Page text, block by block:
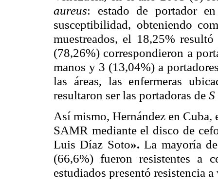
aureus: estado de portador
susceptibilidad, obteniendo
muestreados, el 18,25%
(78,26%) correspondieron a
manos y 3 (13,04%) a
las áreas, las enfermeras
resultaron ser las portadoras de
Así mismo, Hernández en
SAMR mediante el disco de
Luis Díaz Soto».La mayoría
(66,6%) fueron resistentes a
estudiados presentó resistencia